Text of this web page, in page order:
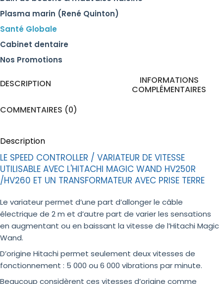
Plasma marin (René Quinton)
Santé Globale
Cabinet dentaire
Nos Promotions
DESCRIPTION
INFORMATIONS
COMPLÉMENTAIRES
COMMENTAIRES (0)
Description
LE SPEED CONTROLLER / VARIATEUR DE VITESSE
UTILISABLE AVEC L'HITACHI MAGIC WAND HV250R
/HV260 ET UN TRANSFORMATEUR AVEC PRISE TERRE
Le variateur permet d’une part d’allonger le câble
électrique de 2 m et d’autre part de varier les sensations
en augmentant ou en baissant la vitesse de l’Hitachi Magic
Wand.
D’origine Hitachi permet seulement deux vitesses de
fonctionnement : 5 000 ou 6 000 vibrations par minute.
Beaucoup considèrent ces vitesses d’origine comme